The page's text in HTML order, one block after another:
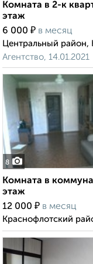
Комната в 2-к
этаж
6 000 ₽ в месяц
Центральный район,
Агентство, 14.01.2021
8
Комната в
этаж
12 000 ₽ в месяц
Краснофлотский